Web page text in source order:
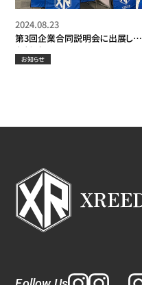
第3回企業合同説明会に出展して
きました！
2024.08.23
お知らせ